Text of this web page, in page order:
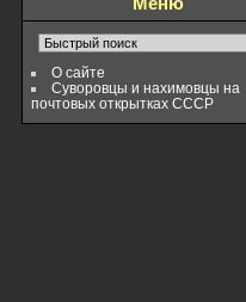
О сайте
Суворовцы и нахимовцы на
почтовых открытках СССР